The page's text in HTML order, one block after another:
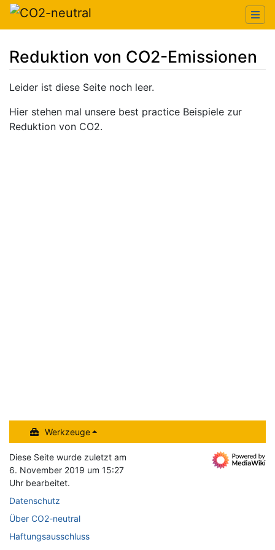
Reduktion von CO2-Emissionen
Wechseln zu:Navigation,Suche
Leider ist diese Seite noch leer.
Hier stehen mal unsere best practice Beispiele zur
Reduktion von CO2.
Werkzeuge
Diese Seite wurde zuletzt am
6. November 2019 um 15:27
Uhr bearbeitet.
Datenschutz
Über CO2-neutral
Haftungsausschluss